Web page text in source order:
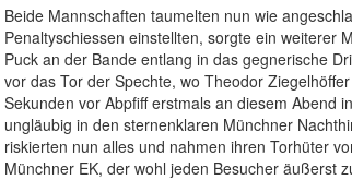
Beide Mannschaften taumelten nun wie
Penaltyschiessen einstellten, sorgte ein weiterer
Puck an der Bande entlang in das gegnerische
vor das Tor der Spechte, wo Theodor
Sekunden vor Abpfiff erstmals an diesem Abend
ungläubig in den sternenklaren Münchner
riskierten nun alles und nahmen ihren Torhüter
Münchner EK, der wohl jeden Besucher äußerst